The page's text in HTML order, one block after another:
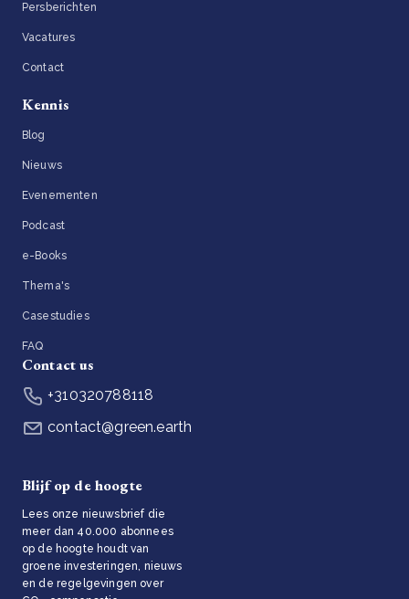
Persberichten
Vacatures
Contact
Kennis
Blog
Nieuws
Evenementen
Podcast
e-Books
Thema's
Casestudies
FAQ
Contact us
+310320788118
contact@green.earth
Blijf op de hoogte
Lees onze nieuwsbrief die
meer dan 40.000 abonnees
op de hoogte houdt van
groene investeringen, nieuws
en de regelgevingen over